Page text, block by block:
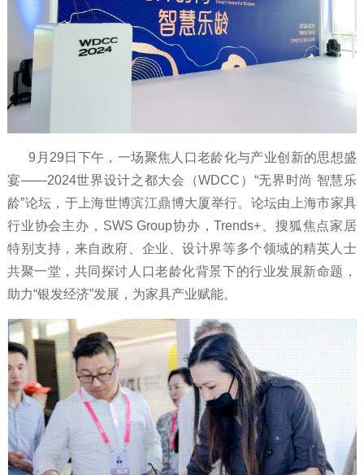
9月29日下午，一场聚焦人口老龄化与产业创新的思想盛
宴——2024世界设计之都大会（WDCC）“无界时尚 智慧乐
龄”论坛，于上海世博滨江鼎博大厦举行。论坛由上海市家具
行业协会主办，SWS Group协办，Trends+、搜狐焦点家居
特别支持，来自政府、企业、设计界等多个领域的精英人士
共聚一堂，共同探讨人口老龄化背景下的行业发展新命题，
助力“银发经济”发展，为家具产业赋能。